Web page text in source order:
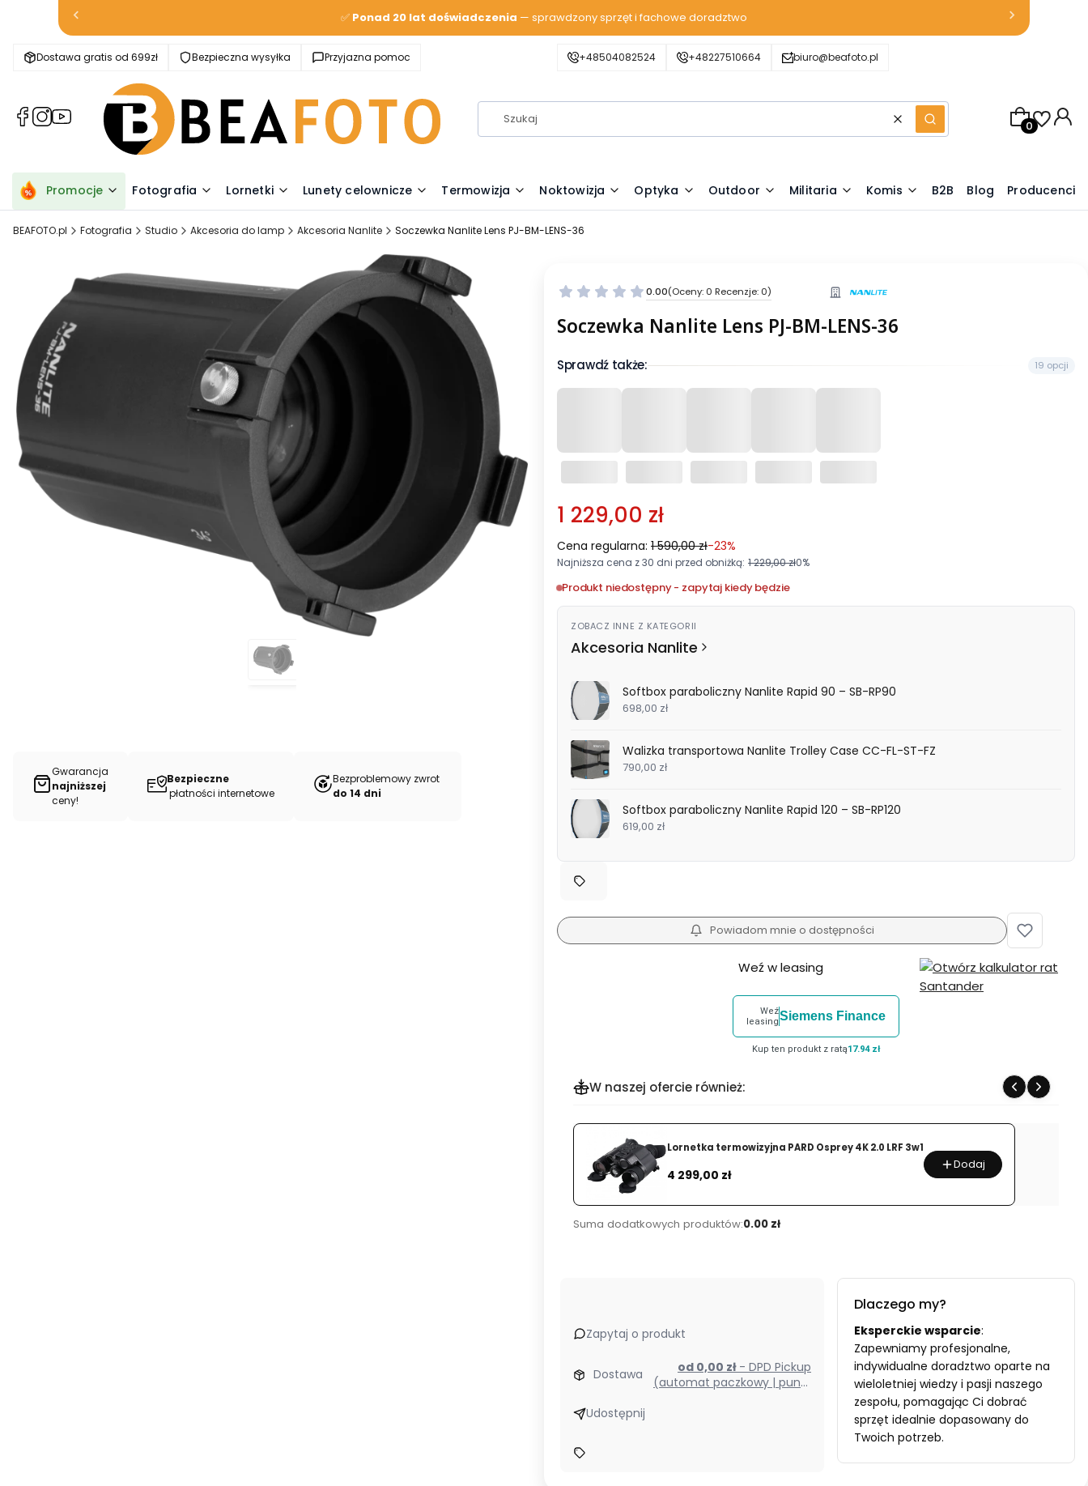
✅ Ponad 20 lat doświadczenia — sprawdzony sprzęt i fachowe doradztwo
Dostawa gratis od 699zł Bezpieczna wysyłka Przyjazna pomoc +48504082524 +48227510664 biuro@beafoto.pl
(Otwiera
karcie)
(Otwiera
karcie)
(Otwiera
karcie)
WyczyśćSzukaj
Produkty w
Promocje Fotografia Lornetki Lunety celownicze Termowizja Noktowizja Optyka Outdoor Militaria Komis B2B Blog Producenci
BEAFOTO.pl Fotografia Studio Akcesoria do lamp Akcesoria Nanlite Soczewka Nanlite Lens PJ-BM-LENS-36
Gwarancja
najniższej
ceny!
Bezpieczne
płatności internetowe
Bezproblemowy zwrot
do 14 dni
0.00(Oceny: 0 Recenzje: 0)
Soczewka Nanlite Lens PJ-BM-LENS-36
Sprawdź także: 19 opcji
1 229,00 zł
Cena regularna: 1 590,00 zł-23%
Najniższa cena z 30 dni przed obniżką: 1 229,00 zł0%
Produkt niedostępny - zapytaj kiedy będzie
ZOBACZ INNE Z KATEGORII
Akcesoria Nanlite
Softbox paraboliczny Nanlite Rapid 90 – SB-RP90
698,00 zł
Walizka transportowa Nanlite Trolley Case CC-FL-ST-FZ
790,00 zł
Softbox paraboliczny Nanlite Rapid 120 – SB-RP120
619,00 zł
Powiadom mnie o dostępności
Weź w leasing
Weź
leasingSiemens Finance
Kup ten produkt z ratą17.94 zł
W naszej ofercie również:
Lornetka termowizyjna PARD Osprey 4K 2.0 LRF 3w1
Cena
4 299,00 zł
Dodaj
Suma dodatkowych produktów:0.00 zł
Zapytaj o produkt
Dostawa od 0,00 zł - DPD Pickup
(automat paczkowy | punkt
Udostępnij
Dlaczego my?
Eksperckie wsparcie:
Zapewniamy profesjonalne,
indywidualne doradztwo oparte na
wieloletniej wiedzy i pasji naszego
zespołu, pomagając Ci dobrać
sprzęt idealnie dopasowany do
Twoich potrzeb.